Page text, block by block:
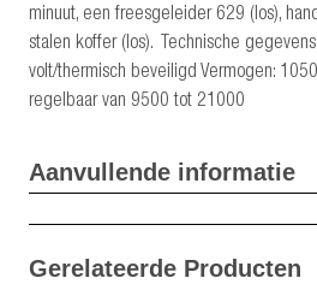
minuut, een freesgeleider 629 (los),
stalen koffer (los). Technische
volt/thermisch beveiligd Vermogen:
regelbaar van 9500 tot 21000
Aanvullende informatie
Gerelateerde Producten